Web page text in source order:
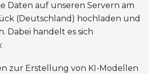
Daten auf unseren Servern am
(Deutschland) hochladen und
Dabei handelt es sich
zur Erstellung von KI-Modellen